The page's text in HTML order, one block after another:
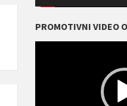
PROMOTIVNI VIDEO